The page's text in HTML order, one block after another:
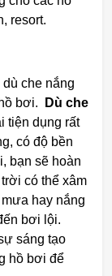
resort.
che nắng
bơi.
Dù che
tiện dụng rất
có độ bền
bạn sẽ hoàn
có thể xâm
hay nắng
bơi lội.
sáng tạo
hồ bơi để